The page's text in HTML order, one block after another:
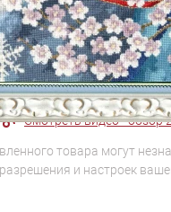
Смотреть видео - обзор
товара могут
и настроек